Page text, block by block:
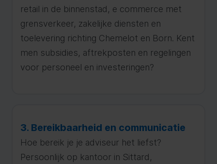
retail in de binnenstad, e commerce met
grensverkeer, zakelijke diensten en
toelevering richting Chemelot en Born. Kent
men subsidies, aftrekposten en regelingen
voor personeel en investeringen?
3. Bereikbaarheid en communicatie
Hoe bereik je je adviseur het liefst?
Persoonlijk op kantoor in Sittard,